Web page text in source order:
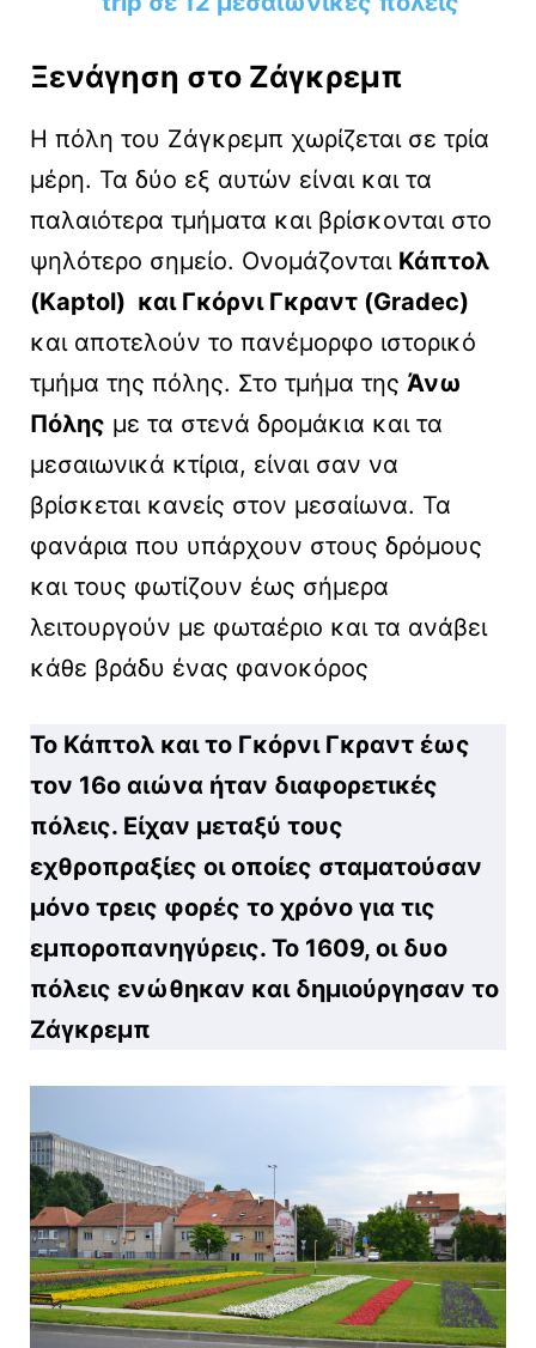
Ξενάγηση στο Ζάγκρεμπ
Η πόλη του Ζάγκρεμπ χωρίζεται σε τρία
μέρη. Τα δύο εξ αυτών είναι και τα
παλαιότερα τμήματα και βρίσκονται στο
ψηλότερο σημείο. Ονομάζονται Κάπτολ
(Kaptol) και Γκόρνι Γκραντ (Gradec)
και αποτελούν το πανέμορφο ιστορικό
τμήμα της πόλης. Στο τμήμα της Άνω
Πόλης με τα στενά δρομάκια και τα
μεσαιωνικά κτίρια, είναι σαν να
βρίσκεται κανείς στον μεσαίωνα. Τα
φανάρια που υπάρχουν στους δρόμους
και τους φωτίζουν έως σήμερα
λειτουργούν με φωταέριο και τα ανάβει
κάθε βράδυ ένας φανοκόρος
Το Κάπτολ και το Γκόρνι Γκραντ έως
τον 16ο αιώνα ήταν διαφορετικές
πόλεις. Είχαν μεταξύ τους
εχθροπραξίες οι οποίες σταματούσαν
μόνο τρεις φορές το χρόνο για τις
εμποροπανηγύρεις. Το 1609, οι δυο
πόλεις ενώθηκαν και δημιούργησαν το
Ζάγκρεμπ